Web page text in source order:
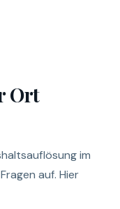
Ort
im
auf. Hier